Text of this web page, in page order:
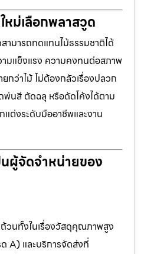
หม่เลือกพลาสวูด
ามารถทดแทนไม้ธรรมชาติได้
ามแข็งแรง ความคงทนต่อสภาพ
กว่าไม้ ไม่ต้องกลัวเรื่องปลวก
พ่นสี ตัดฉลุ หรือดัดโค้งได้ตาม
แต่งระดับมืออาชีพและงาน
นผู้จัดจำหน่ายของ
ถ้วนทั้งในเรื่องวัสดุคุณภาพสูง
A) และบริการจัดส่งที่